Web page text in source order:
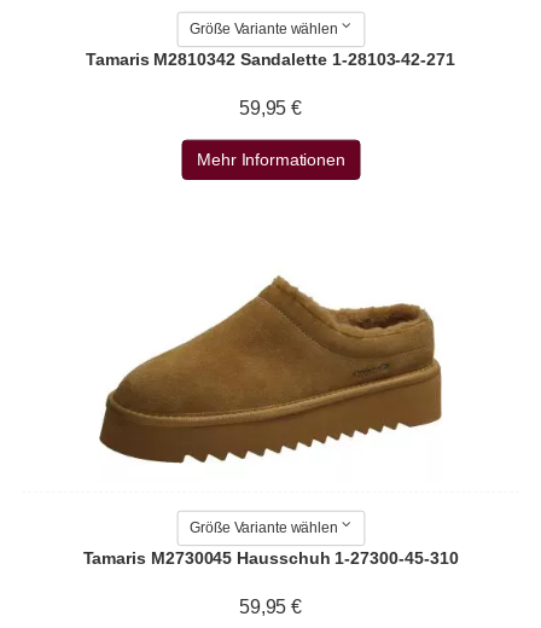
Größe Variante wählen
Tamaris M2810342 Sandalette 1-28103-42-271
59,95 €
Mehr Informationen
Größe Variante wählen
Tamaris M2730045 Hausschuh 1-27300-45-310
59,95 €